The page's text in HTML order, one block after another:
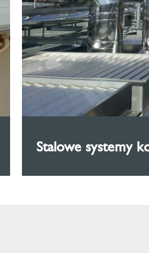
Stalowe systemy